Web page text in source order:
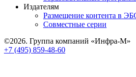
Издателям
Размещение контента в
Совместные серии
©2026. Группа компаний «Инфра-М»
+7 (495) 859-48-60